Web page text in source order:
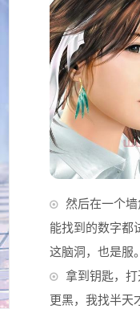
然后在一个
能找到的数字
这脑洞，也是服。
拿到钥匙，
更黑，我找半天